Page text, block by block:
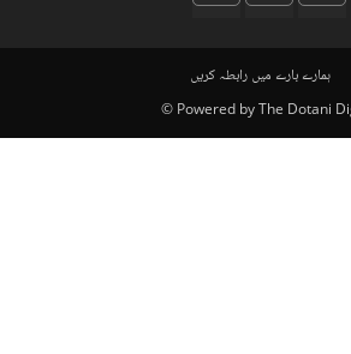
ہمارے بارے میں رابطہ کریں
© Powered by The Dotani